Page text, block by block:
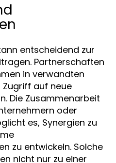
entscheidend zur
Partnerschaften
in verwandten
Zugriff auf neue
Die Zusammenarbeit
oder
es, Synergien zu
zu entwickeln. Solche
nicht nur zu einer